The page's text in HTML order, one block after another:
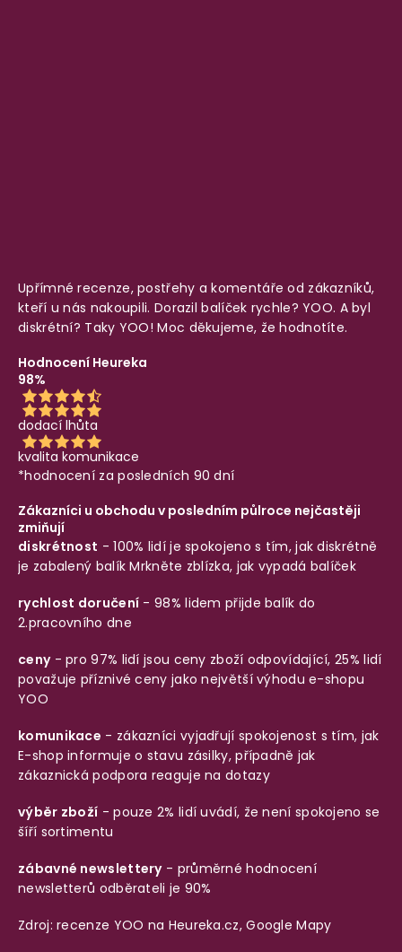
Upřímné recenze, postřehy a komentáře od zákazníků,
kteří u nás nakoupili. Dorazil balíček rychle? YOO. A byl
diskrétní? Taky YOO! Moc děkujeme, že hodnotíte.
Hodnocení Heureka
98%
dodací lhůta
kvalita komunikace
*hodnocení za posledních 90 dní
Zákazníci u obchodu v posledním půlroce nejčastěji
zmiňují
diskrétnost - 100% lidí je spokojeno s tím, jak diskrétně
je zabalený balíkMrkněte zblízka, jak vypadá balíček
rychlost doručení - 98% lidem přijde balík do
2.pracovního dne
ceny- pro 97% lidí jsou ceny zboží odpovídající, 25% lidí
považuje příznivé ceny jako největší výhodu e-shopu
YOO
komunikace - zákazníci vyjadřují spokojenost s tím, jak
E-shop informuje o stavu zásilky, případně jak
zákaznická podpora reaguje na dotazy
výběr zboží - pouze 2% lidí uvádí, že není spokojeno se
šíří sortimentu
zábavné newslettery- průměrné hodnocení
newsletterů odběrateli je 90%
Zdroj: recenze YOO na Heureka.cz,Google Mapy